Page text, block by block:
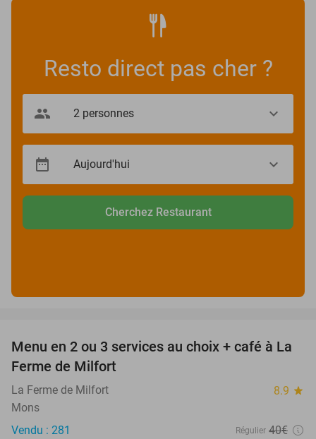
Resto direct pas cher ?
Cherchez Restaurant
50%
Menu en 2 ou 3 services au choix + café à La
Ferme de Milfort
La Ferme de Milfort 8.9 star
Mons
Vendu : 281
Régulier 40€